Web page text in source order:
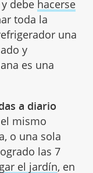
debe hacerse
toda la
una
y
es una
a diario
mismo
o una sola
las 7
el jardín, en